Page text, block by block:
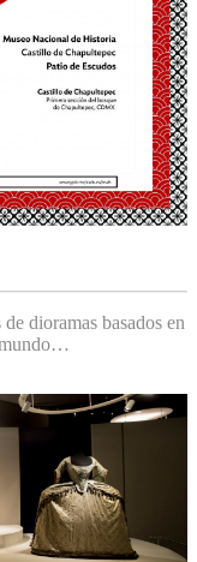
dioramas basados en